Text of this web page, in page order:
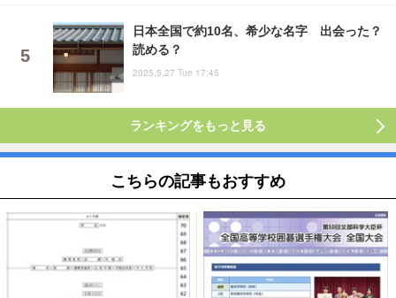
日本全国で約10名、希少な名字 出会った？
読める？
2025.5.27 Tue 17:45
ランキングをもっと見る
こちらの記事もおすすめ